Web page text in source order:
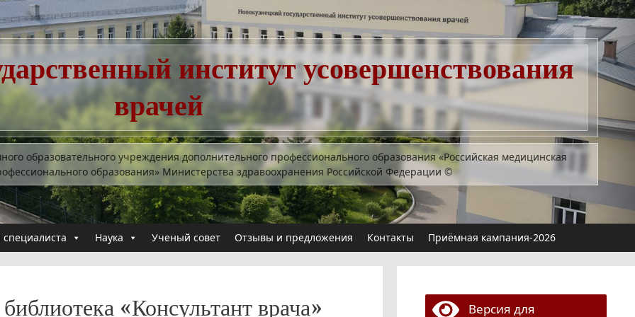
институт усовершенствования
врачей
образовательного учреждения дополнительного профессионального образования «Российская медицинская
образования» Министерства здравоохранения Российской Федерации©
Наука Ученый совет Отзывы и предложения Контакты Приёмная кампания-2026
«Консультант врача»
Версия для